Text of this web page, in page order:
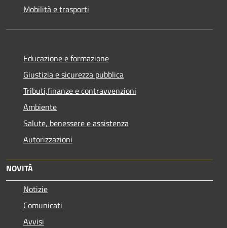
Mobilità e trasporti
Educazione e formazione
Giustizia e sicurezza pubblica
Tributi,finanze e contravvenzioni
Ambiente
Salute, benessere e assistenza
Autorizzazioni
NOVITÀ
Notizie
Comunicati
Avvisi